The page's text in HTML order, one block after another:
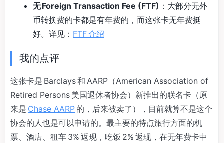
无 Foreign Transaction Fee (FTF) ：大部分无外
币转换费的卡都是有年费的，而这张卡无年费挺
好。详见： FTF 介绍
我的点评
这张卡是 Barclays 和 AARP（American Association of
Retired Persons 美国退休者协会）新推出的联名卡（原
来是 Chase AARP 的，后来被卖了），目前就算不是这个
协会的人也是可以申请的。最主要的特点旅行方面的机
票、酒店、租车 3% 返现，吃饭 2% 返现，在无年费卡中